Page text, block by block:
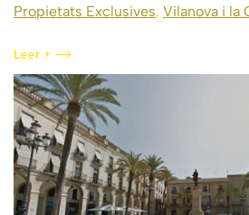
Propietats Exclusives, Vilanova i la
Leer +